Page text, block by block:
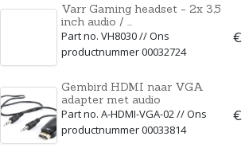
Varr Gaming headset - 2x 3,5
inch audio / ...
Part no. VH8030 // Ons
productnummer 00032724
€
Gembird HDMI naar VGA
adapter met audio
Part no. A-HDMI-VGA-02 // Ons
productnummer 00033814
€